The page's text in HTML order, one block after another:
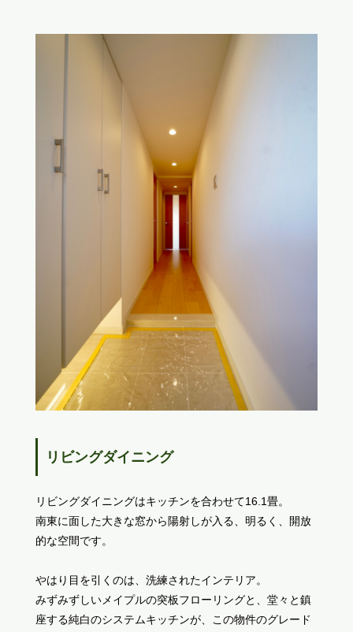
リビングダイニング
リビングダイニングはキッチンを合わせて16.1畳。
南東に面した大きな窓から陽射しが入る、明るく、開放
的な空間です。
やはり目を引くのは、洗練されたインテリア。
みずみずしいメイプルの突板フローリングと、堂々と鎮
座する純白のシステムキッチンが、この物件のグレード